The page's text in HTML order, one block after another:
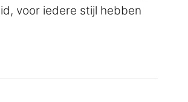
voor iedere stijl hebben